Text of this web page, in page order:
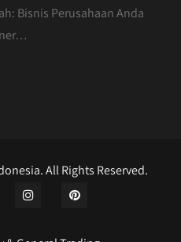
Bisnis Perusahaan Anda
All Rights Reserved.